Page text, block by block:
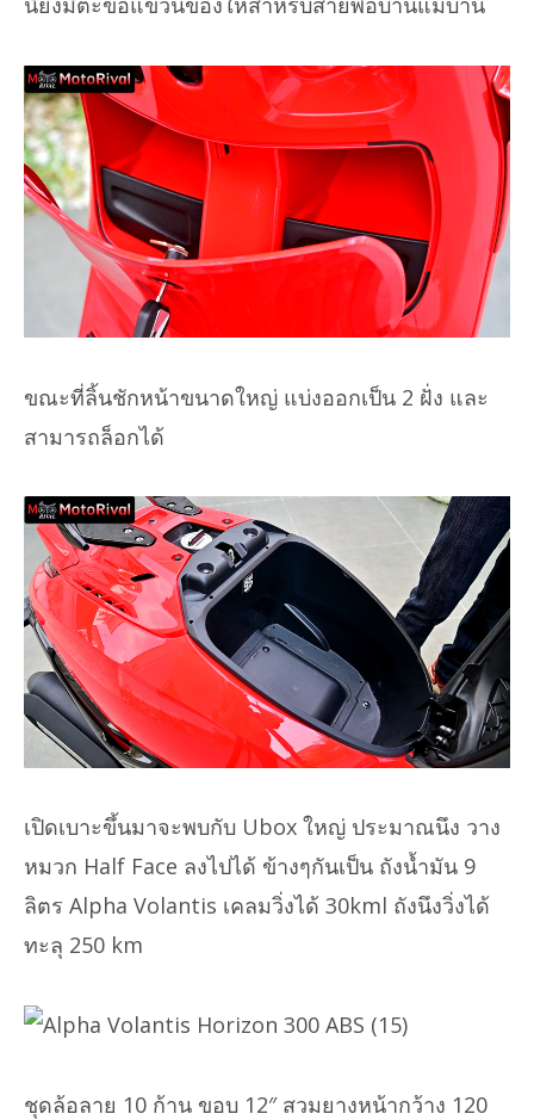
ขณะที่ลิ้นชักหน้าขนาดใหญ่ แบ่งออกเป็น 2 ฝั่ง และ
สามารถล็อกได้
เปิดเบาะขึ้นมาจะพบกับ Ubox ใหญ่ ประมาณนึง วาง
หมวก Half Face ลงไปได้ ข้างๆกันเป็น ถังน้ำมัน 9
ลิตร Alpha Volantis เคลมวิ่งได้ 30kml ถังนึงวิ่งได้
ทะลุ 250 km
ชุดล้อลาย 10 ก้าน ขอบ 12″ สวมยางหน้ากว้าง 120